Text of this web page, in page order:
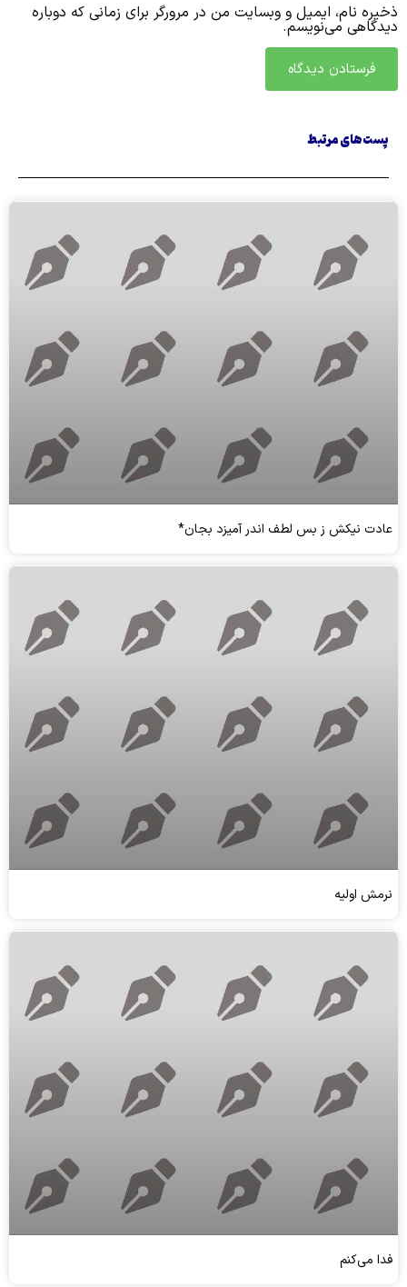
ذخیره نام، ایمیل و وبسایت من در مرورگر برای زمانی که دوباره
دیدگاهی می‌نویسم.
پست های مرتبط
عادت نیکش ز بس لطف اندر آمیزد بجان*
نرمش اولیه
فدا می‌کنم